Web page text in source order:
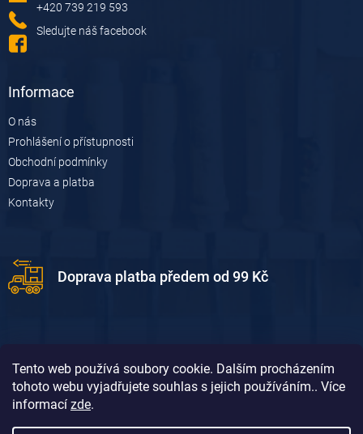
Tento web používá soubory cookie. Dalším procházením
tohoto webu vyjadřujete souhlas s jejich používáním.. Více
informací zde.
+420 739 219 593
Sledujte náš facebook
Informace
O nás
Prohlášení o přístupnosti
Obchodní podmínky
Doprava a platba
Kontakty
Doprava platba předem od 99 Kč
Doprava platba dobírkou od 119 Kč